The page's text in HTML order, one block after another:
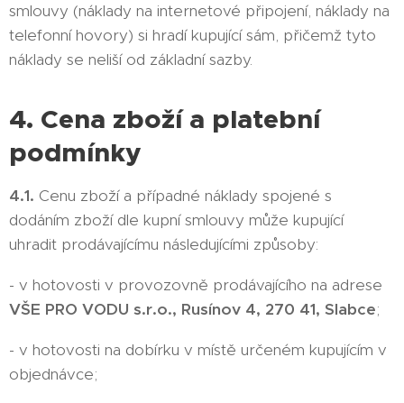
smlouvy (náklady na internetové připojení, náklady na
telefonní hovory) si hradí kupující sám, přičemž tyto
náklady se neliší od základní sazby.
4. Cena zboží a platební
podmínky
4.1. Cenu zboží a případné náklady spojené s
dodáním zboží dle kupní smlouvy může kupující
uhradit prodávajícímu následujícími způsoby:
- v hotovosti v provozovně prodávajícího na adrese
VŠE PRO VODU s.r.o., Rusínov 4, 270 41, Slabce;
- v hotovosti na dobírku v místě určeném kupujícím v
objednávce;